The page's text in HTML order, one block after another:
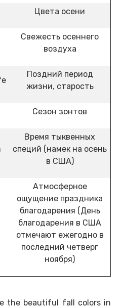
Цвета осени
Свежесть осеннего
воздуха
Поздний период
жизни, старость
Сезон зонтов
Время тыквенных
специй (намек на осень
в США)
Атмосферное
ощущение праздника
благодарения (День
благодарения в США
отмечают ежегодно в
последний четверг
ноября)
the beautiful fall colors in